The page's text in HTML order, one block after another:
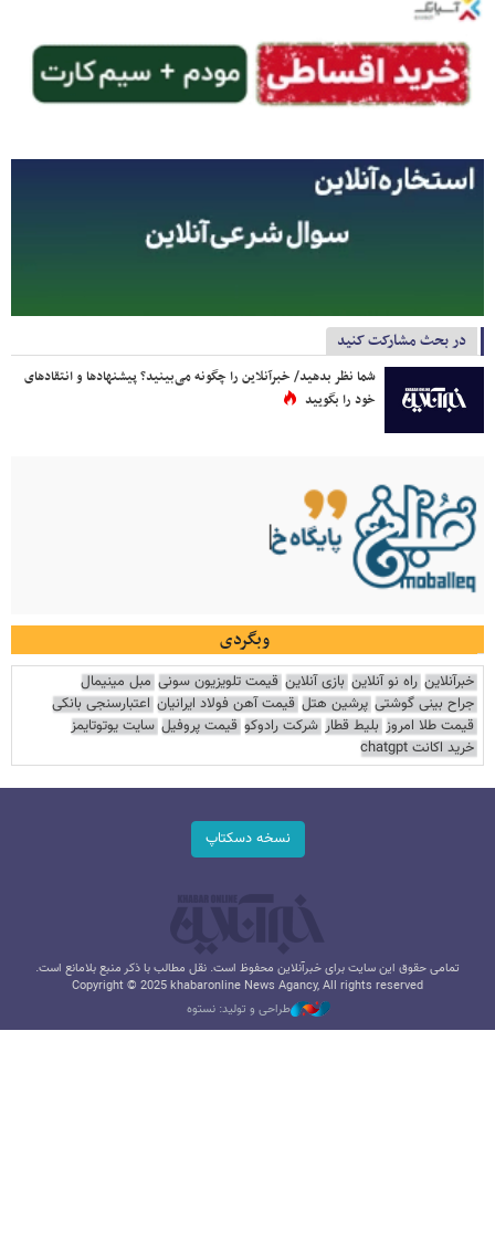
در بحث مشارکت کنید
شما نظر بدهید/ خبرآنلاین را چگونه می‌بینید؟ پیشنهادها و انتقادهای
خود را بگویید
وبگردی
خبرآنلاین راه نو آنلاین بازی آنلاین قیمت تلویزیون سونی مبل مینیمال
جراح بینی گوشتی پرشین هتل قیمت آهن فولاد ایرانیان اعتبارسنجی بانکی
قیمت طلا امروز بلیط قطار شرکت رادوکو قیمت پروفیل سایت یوتوتایمز
خرید اکانت chatgpt
نسخه دسکتاپ
تمامی حقوق این سایت برای خبرآنلاین محفوظ است. نقل مطالب با ذکر منبع بلامانع است.
Copyright © 2025 khabaronline News Agancy, All rights reserved
طراحی و تولید: نستوه